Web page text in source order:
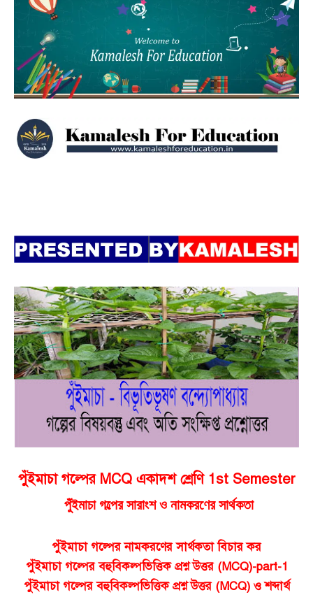
পুঁইমাচা গল্পের MCQ একাদশ শ্রেণি 1st Semester
পুঁইমাচা গল্পের সারাংশ ও নামকরণের সার্থকতা
পুঁইমাচা গল্পের নামকরণের সার্থকতা বিচার কর
পুঁইমাচা গল্পের বহুবিকল্পভিত্তিক প্রশ্ন উত্তর (MCQ)-part-1
পুঁইমাচা গল্পের বহুবিকল্পভিত্তিক প্রশ্ন উত্তর (MCQ) ও শব্দার্থ